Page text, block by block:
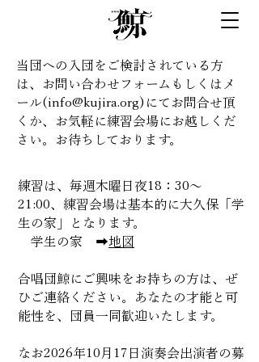
当団への入団をご検討されている方
は、お問い合わせフォームもしくはメ
ール(info@kujira.org)にてお問合せ頂
くか、お気軽に練習会場にお越しくだ
さい。お待ちしております。
練習は、毎週木曜日夜18：30～
21:00、練習会場は基本的に大久保「学
生の家」となります。
学生の家 ➡地図
合唱団鯨にご興味をお持ちの方は、ぜ
ひご連絡ください。あなたの才能と可
能性を、団員一同歓迎いたします。
なお2026年10月17日演奏会出演者の募